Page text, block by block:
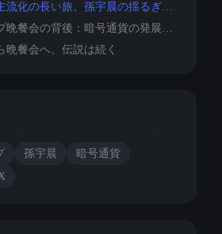
暗号の主流化の長い旅、孫宇晨の揺るぎない布教
トランプ晩餐会の背後：暗号通貨の発展が新たな章に入る
晩餐会へ、伝説は続く
孫宇晨
暗号通貨